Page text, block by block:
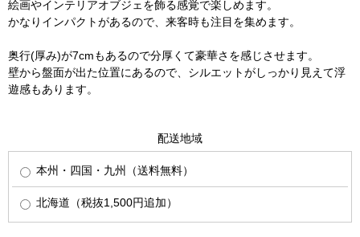
絵画やインテリアオブジェを飾る感覚で楽しめます。
かなりインパクトがあるので、来客時も注目を集めます。
奥行(厚み)が7cmもあるので分厚くて豪華さを感じさせます。
壁から盤面が出た位置にあるので、シルエットがしっかり見えて浮
遊感もあります。
配送地域
本州・四国・九州（送料無料）
北海道（税抜1,500円追加）